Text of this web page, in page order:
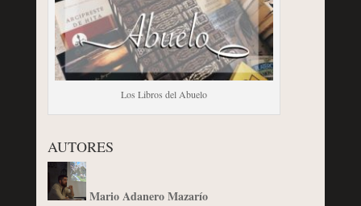
Los Libros del Abuelo
AUTORES
Mario Adanero Mazarío